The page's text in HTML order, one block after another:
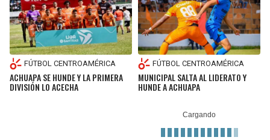
FÚTBOL CENTROAMÉRICA
ACHUAPA SE HUNDE Y LA PRIMERA
DIVISIÓN LO ACECHA
FÚTBOL CENTROAMÉRICA
MUNICIPAL SALTA AL LIDERATO Y
HUNDE A ACHUAPA